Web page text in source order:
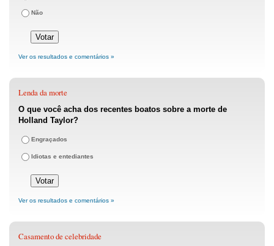
Não
Ver os resultados e comentários »
Lenda da morte
O que você acha dos recentes boatos sobre a morte de
Holland Taylor?
Engraçados
Idiotas e entediantes
Ver os resultados e comentários »
Casamento de celebridade